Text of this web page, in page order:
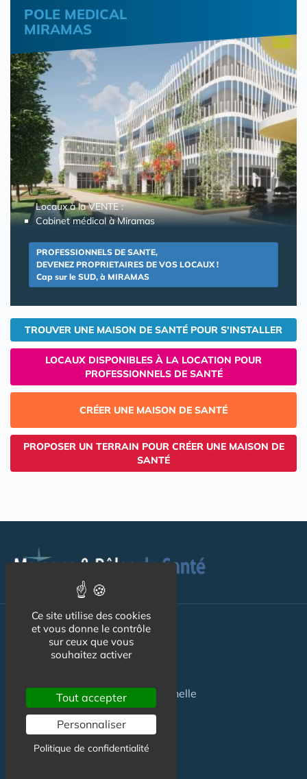
POLE MEDICAL
MIRAMAS
Locaux à la VENTE :
Cabinet médical à Miramas
PROFESSIONNELS DE SANTE,
DEVENEZ PROPRIETAIRES DE VOS LOCAUX !
Cap sur le SUD, à MIRAMAS
TROUVER UNE MAISON DE SANTÉ POUR S'INSTALLER
LOCAUX DISPONIBLES À LA LOCATION POUR
PROFESSIONNELS DE SANTÉ
CRÉER UNE MAISON DE SANTÉ
PROPOSER UN TERRAIN POUR CRÉER UNE MAISON DE
SANTÉ
Pour lesPatients
Maison de santé pluriprofessionnelle
Centre de Santé
Pôle de Santé
Ce site utilise des cookies
et vous donne le contrôle
sur ceux que vous
souhaitez activer
Tout accepter
Personnaliser
Politique de confidentialité